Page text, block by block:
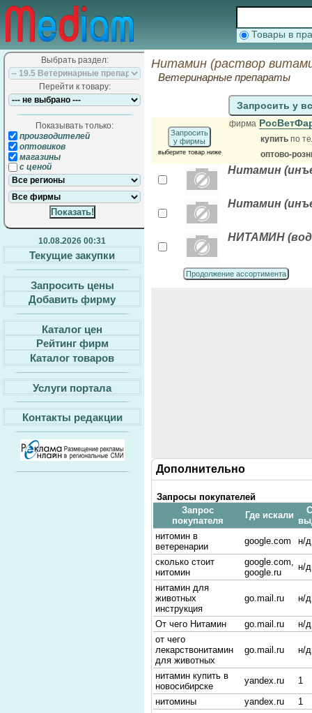
Товары в
Выбрать раздел:
Перейти к товару:
Показывать только:
производителей
оптовиков
магазины
с ценой
10.08.2026 00:31
Текущие закупки
Запросить цены
Добавить фирму
Каталог цен
Рейтинг фирм
Каталог товаров
Услуги портала
Контакты редакции
Нитамин (раствор
Ветеринарные препараты
Запросить у
Запросить
у фирмы
выберите товар ниже
фирма
купить по
оптово-
Нитамин
Нитамин
НИТАМИН
Продолжение ассортимента
Дополнительно
Запросы покупателей
Запрос
покупателя
Где искали
нитомин в
ветеренарии
google.com
н/д
сколько стоит
нитомин
google.com,
google.ru
н/д
нитамин для
животных
инструкция
go.mail.ru н/д
От чего Нитамин go.mail.ru
н/д
от чего
лекарствонитамин
для животных
go.mail.ru н/д
нитамин купить в
новосибирске
yandex.ru
1
нитомины
yandex.ru 1